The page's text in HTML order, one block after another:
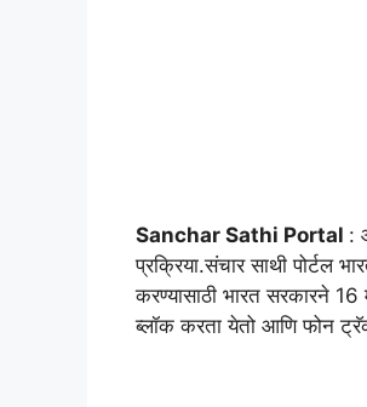
Sanchar Sathi Portal :
प्रक्रिया.संचार साथी पोर्टल
करण्यासाठी भारत सरकारने
ब्लॉक करता येतो आणि फोन